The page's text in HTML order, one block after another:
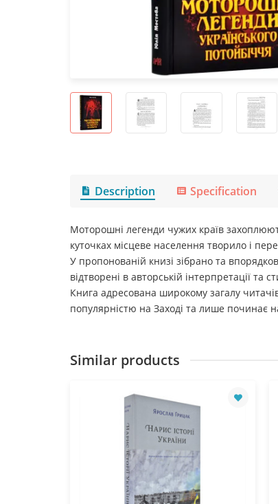
Description Specification
Моторошні легенди чужих країв
куточках місцеве населення творило і
У пропонованій книзі зібрано та
відтворені в авторській інтерпретації
Книга адресована широкому загалу
популярністю на Заході та лише починає
Similar products